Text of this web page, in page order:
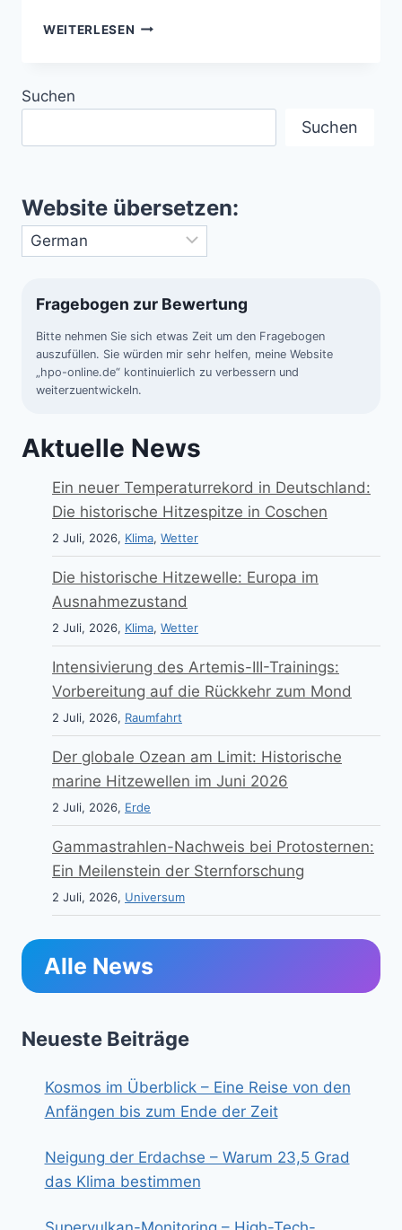
WEITERLESEN M
Suchen
Suchen
Website übersetzen:
Fragebogen zur Bewertung
Bitte nehmen Sie sich etwas Zeit um den Fragebogen
auszufüllen. Sie würden mir sehr helfen, meine Website
„hpo-online.de“ kontinuierlich zu verbessern und
weiterzuentwickeln.
Aktuelle News
Ein neuer Temperaturrekord in Deutschland:
Die historische Hitzespitze in Coschen
2 Juli, 2026, Klima, Wetter
Die historische Hitzewelle: Europa im
Ausnahmezustand
2 Juli, 2026, Klima, Wetter
Intensivierung des Artemis-III-Trainings:
Vorbereitung auf die Rückkehr zum Mond
2 Juli, 2026, Raumfahrt
Der globale Ozean am Limit: Historische
marine Hitzewellen im Juni 2026
2 Juli, 2026, Erde
Gammastrahlen-Nachweis bei Protosternen:
Ein Meilenstein der Sternforschung
2 Juli, 2026, Universum
Alle News
Neueste Beiträge
Kosmos im Überblick – Eine Reise von den
Anfängen bis zum Ende der Zeit
Neigung der Erdachse – Warum 23,5 Grad
das Klima bestimmen